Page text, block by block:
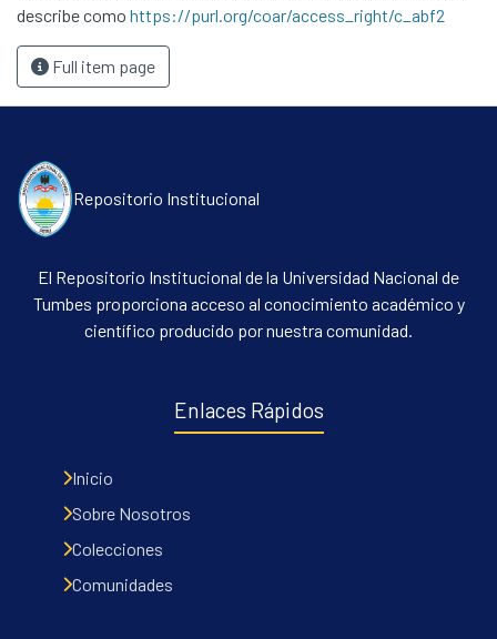
describe como https://purl.org/coar/access_right/c_abf2
Full item page
Repositorio Institucional
El Repositorio Institucional de la Universidad Nacional de
Tumbes proporciona acceso al conocimiento académico y
científico producido por nuestra comunidad.
Enlaces Rápidos
Inicio
Sobre Nosotros
Colecciones
Comunidades